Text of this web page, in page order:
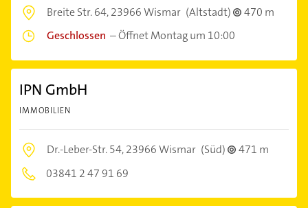
Breite Str. 64,23966 Wismar (Altstadt)
470 m
Geschlossen –Öffnet Montag um 10:00
IPN GmbH
IMMOBILIEN
Dr.-Leber-Str. 54,23966 Wismar (Süd)
471 m
03841 2 47 91 69